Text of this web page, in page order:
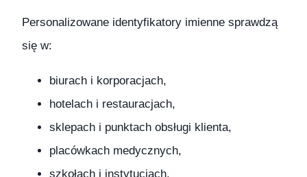
Personalizowane identyfikatory imienne sprawdzą
się w:
biurach i korporacjach,
hotelach i restauracjach,
sklepach i punktach obsługi klienta,
placówkach medycznych,
szkołach i instytucjach,